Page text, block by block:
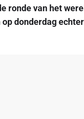
ronde van het
donderdag